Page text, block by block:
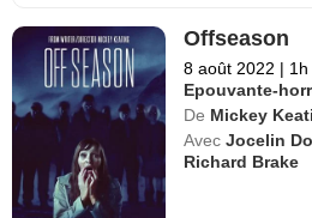
Offseason
8 août 2022 | 1h
Epouvante-
De Mickey
Avec Jocelin
Richard Brake